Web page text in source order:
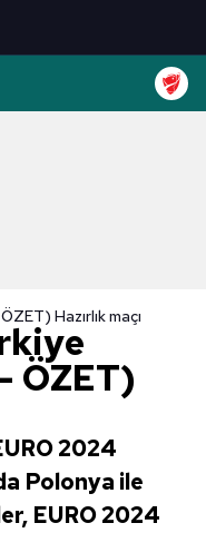
Hazırlık maçı
ÖZET)
2024
Polonya ile
EURO 2024